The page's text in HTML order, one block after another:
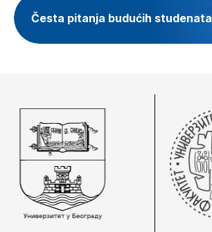
Česta pitanja budućih studenata